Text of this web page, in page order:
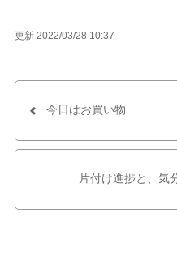
更新 2022/03/28 10:37
今日はお買い物
片付け進捗と、気